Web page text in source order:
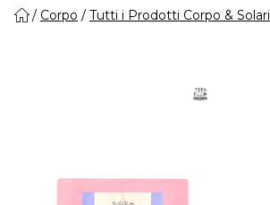
Corpo Tutti i Prodotti Corpo & Solari